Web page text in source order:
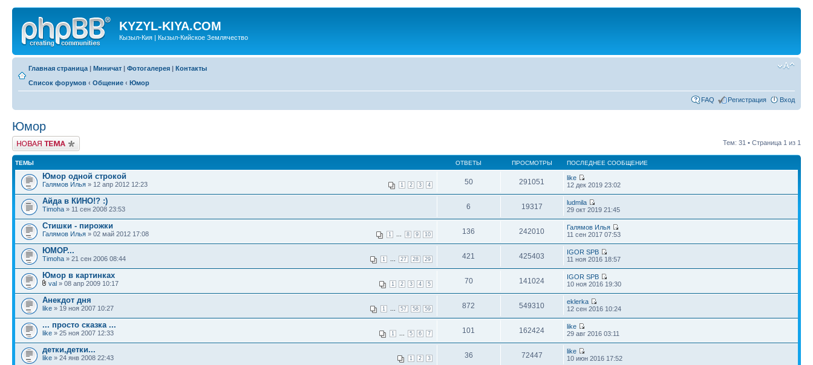
KYZYL-KIYA.COM
Кызыл-Кия | Кызыл-Кийское Землячество
Главная страница | Миничат | Фотогалерея | Контакты
Список форумов ‹ Общение ‹ Юмор
FAQ Регистрация Вход
Юмор
Новая тема Тем: 31 • Страница 1 из 1
ТЕМЫ ОТВЕТЫ ПРОСМОТРЫ ПОСЛЕДНЕЕ СООБЩЕНИЕ
Юмор одной строкой
1 2 3 4
Галямов Илья » 12 апр 2012 12:23 50 291051
like
12 дек 2019 23:02
Айда в КИНО!? :)
Timoha » 11 сен 2008 23:53 6 19317
ludmila
29 окт 2019 21:45
Стишки - пирожки
1 8 9 10
Галямов Илья » 02 май 2012 17:08 136 242010
Галямов Илья
11 сен 2017 07:53
ЮМОР...
1 27 28 29
Timoha » 21 сен 2006 08:44 421 425403
IGOR SPB
11 ноя 2016 18:57
Юмор в картинках
1 2 3 4 5
val » 08 апр 2009 10:17 70 141024
IGOR SPB
10 ноя 2016 19:30
Анекдот дня
1 57 58 59
like » 19 ноя 2007 10:27 872 549310
eklerka
12 сен 2016 10:24
... просто сказка ...
1 5 6 7
like » 25 ноя 2007 12:33 101 162424
like
29 авг 2016 03:11
детки,детки...
1 2 3
like » 24 янв 2008 22:43 36 72447
like
10 июн 2016 17:52